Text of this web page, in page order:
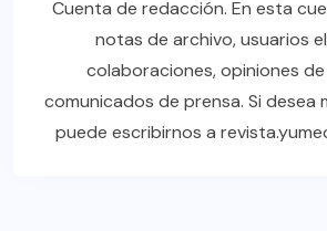
Cuenta de redacción. En esta
notas de archivo, usuarios
colaboraciones, opiniones
comunicados de prensa. Si desea
puede escribirnos a